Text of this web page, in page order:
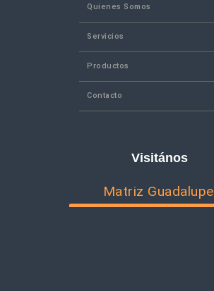
Quienes Somos
Servicios
Productos
Contacto
Visitános
Matriz Guadalupe